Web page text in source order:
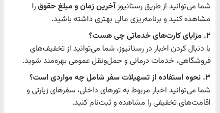
شما می‌توانید از طریق رستانیوزآخرین زمان و مبلغ حقوقرا
مشاهده کنید و برنامه‌ریزی مالی بهتری داشته باشید.
۲. مزایای کارت‌های خدماتی چی هست؟
با دنبال کردن اخبار در رستانیوز، شما می‌توانید از تخفیف‌های
فروشگاهی، خدمات درمانی و حمل‌ونقل عمومی بهره‌مند شوید.
۳. نحوه استفاده از تسهیلات سفر شامل چه مواردی است؟
شما می‌توانید اخبار مربوط به تورهای داخلی، سفرهای زیارتی و
اقامت‌های تخفیفی را مشاهده و ثبت‌نام کنید.